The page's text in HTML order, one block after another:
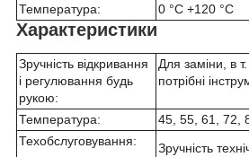
Температура: 0 °C +120 °C
Характеристики
Зручність відкривання
і регулювання будь
рукою:
Для заміни, в
потрібні
Температура:
45, 55, 61, 72,
Техобслуговування:
Зручність